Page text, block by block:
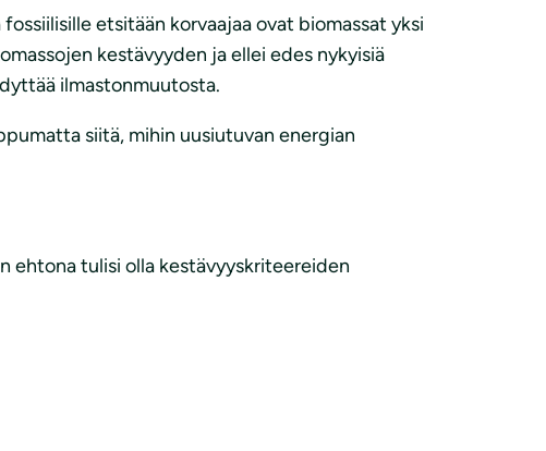
etsitään korvaajaa ovat biomassat yksi
kestävyyden ja ellei edes nykyisiä
ilmastonmuutosta.
siitä, mihin uusiutuvan energian
ehtona tulisi olla kestävyyskriteereiden